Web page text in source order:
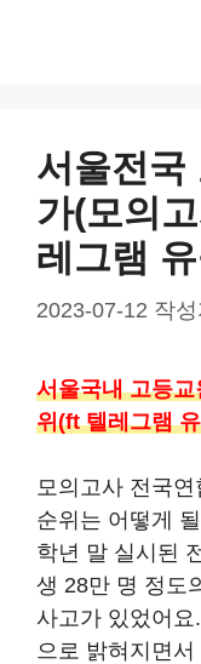
서울전국
가(모의
레그램
2023-07-12 작
서울국내 고등
위(ft 텔레그램
모의고사 전국
순위는 어떻게
학년 말 실시된
생 28만 명 정도
사고가 있었어
으로 밝혀지면서